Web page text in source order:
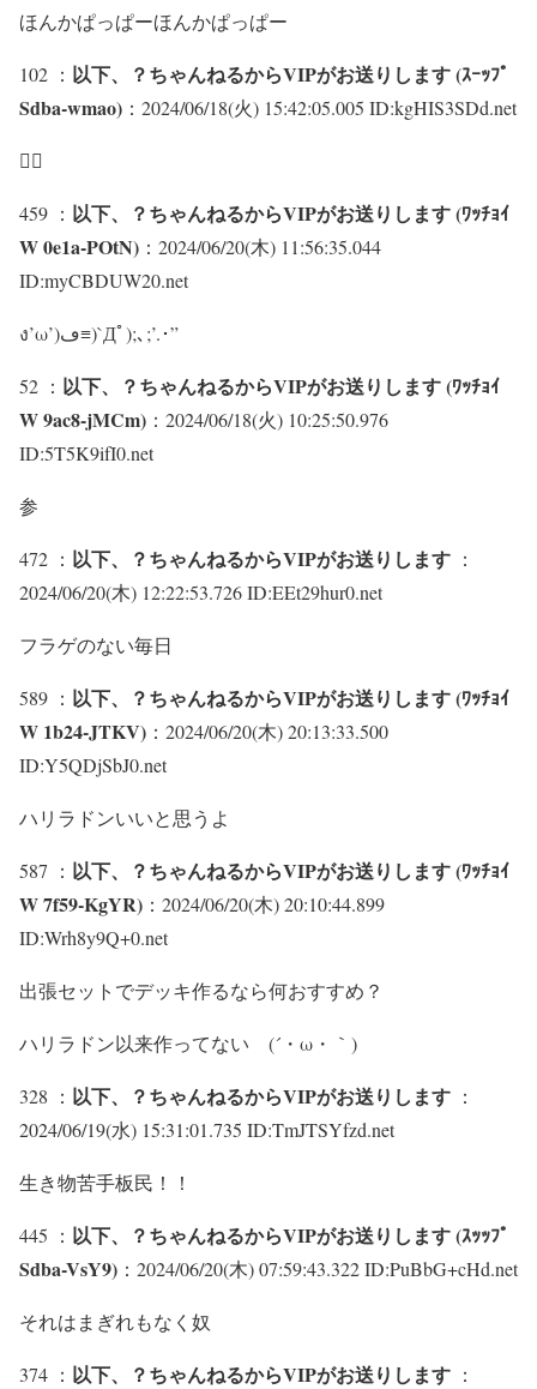
ほんかぱっぱーほんかぱっぱー
102 ： 以下、？ちゃんねるからVIPがお送りします (ｽｰｯﾌﾟ
Sdba-wmao) ：2024/06/18(火) 15:42:05.005 ID:kgHIS3SDd.net
🙂‍↕
459 ： 以下、？ちゃんねるからVIPがお送りします (ﾜｯﾁｮｲ
W 0e1a-POtN) ：2024/06/20(木) 11:56:35.044
ID:myCBDUW20.net
ง’ω’)ڡ≡)`Дﾟ);､;’.･”
52 ： 以下、？ちゃんねるからVIPがお送りします (ﾜｯﾁｮｲ
W 9ac8-jMCm) ：2024/06/18(火) 10:25:50.976
ID:5T5K9ifI0.net
参
472 ： 以下、？ちゃんねるからVIPがお送りします ：
2024/06/20(木) 12:22:53.726 ID:EEt29hur0.net
フラゲのない毎日
589 ： 以下、？ちゃんねるからVIPがお送りします (ﾜｯﾁｮｲ
W 1b24-JTKV) ：2024/06/20(木) 20:13:33.500
ID:Y5QDjSbJ0.net
ハリラドンいいと思うよ
587 ： 以下、？ちゃんねるからVIPがお送りします (ﾜｯﾁｮｲ
W 7f59-KgYR) ：2024/06/20(木) 20:10:44.899
ID:Wrh8y9Q+0.net
出張セットでデッキ作るなら何おすすめ？
ハリラドン以来作ってない (´・ω・｀)
328 ： 以下、？ちゃんねるからVIPがお送りします ：
2024/06/19(水) 15:31:01.735 ID:TmJTSYfzd.net
生き物苦手板民！！
445 ： 以下、？ちゃんねるからVIPがお送りします (ｽｯｯﾌﾟ
Sdba-VsY9) ：2024/06/20(木) 07:59:43.322 ID:PuBbG+cHd.net
それはまぎれもなく奴
374 ： 以下、？ちゃんねるからVIPがお送りします ：